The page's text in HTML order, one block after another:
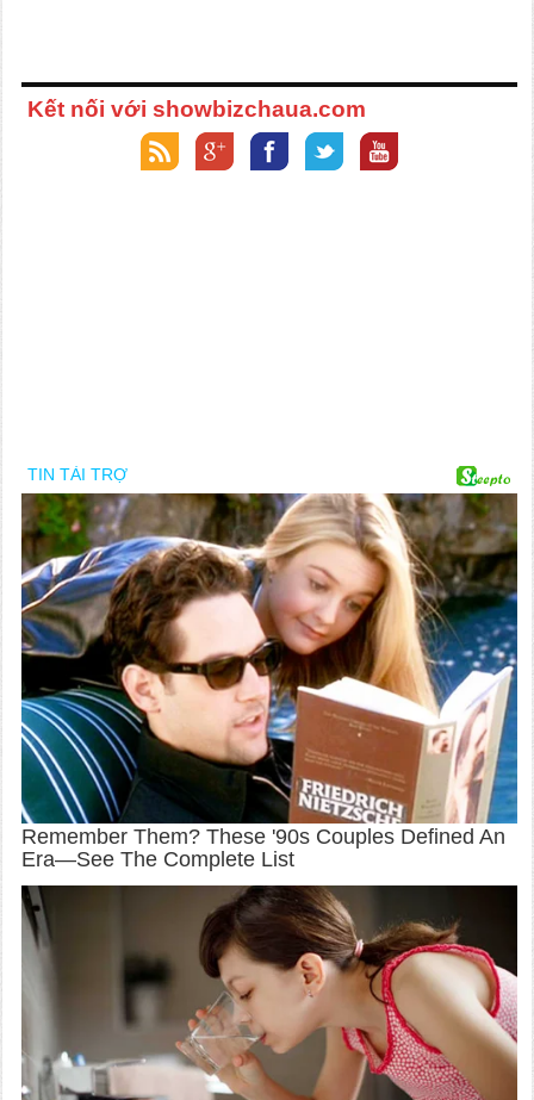
Kết nối với showbizchaua.com